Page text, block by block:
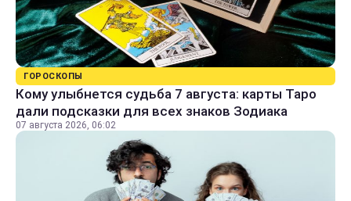
ГОРОСКОПЫ
Кому улыбнется судьба 7 августа: карты Таро
дали подсказки для всех знаков Зодиака
07 августа 2026, 06:02